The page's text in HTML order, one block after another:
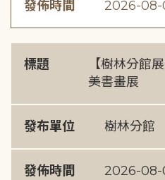
發佈時間 2026-
標題
【樹林分館
美書畫展
發布單位 樹林分館
發佈時間 2026-